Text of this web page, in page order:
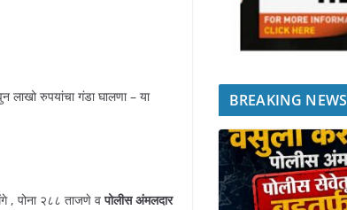
रुपयांचा गंडा घालणा – या
, पोना २८८ ताजणे वपोलीस अंमलदार
BREAKING NEWS